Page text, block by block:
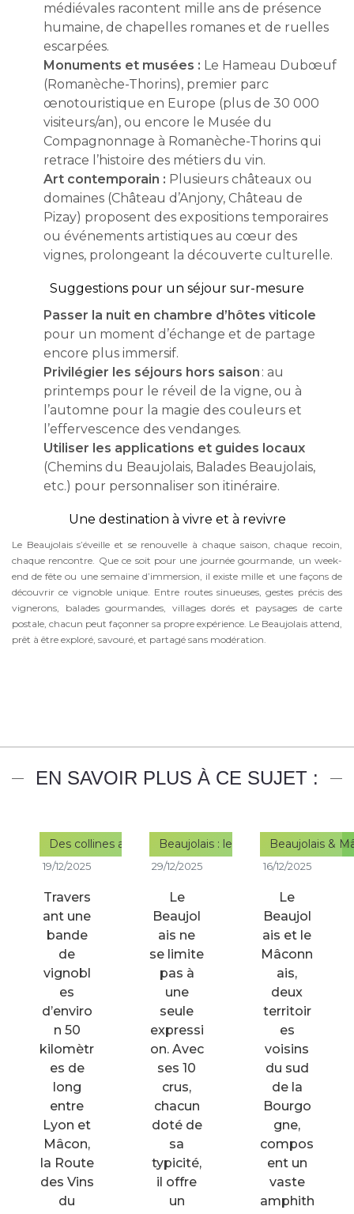
médiévales racontent mille ans de présence
humaine, de chapelles romanes et de ruelles
escarpées.
Monuments et musées : Le Hameau Dubœuf
(Romanèche-Thorins), premier parc
œnotouristique en Europe (plus de 30 000
visiteurs/an), ou encore le Musée du
Compagnonnage à Romanèche-Thorins qui
retrace l’histoire des métiers du vin.
Art contemporain : Plusieurs châteaux ou
domaines (Château d’Anjony, Château de
Pizay) proposent des expositions temporaires
ou événements artistiques au cœur des
vignes, prolongeant la découverte culturelle.
Suggestions pour un séjour sur-mesure
Passer la nuit en chambre d’hôtes viticole
pour un moment d’échange et de partage
encore plus immersif.
Privilégier les séjours hors saison : au
printemps pour le réveil de la vigne, ou à
l’automne pour la magie des couleurs et
l’effervescence des vendanges.
Utiliser les applications et guides locaux
(Chemins du Beaujolais, Balades Beaujolais,
etc.) pour personnaliser son itinéraire.
Une destination à vivre et à revivre
Le Beaujolais s’éveille et se renouvelle à chaque saison, chaque recoin,
chaque rencontre. Que ce soit pour une journée gourmande, un week-
end de fête ou une semaine d’immersion, il existe mille et une façons de
découvrir ce vignoble unique. Entre routes sinueuses, gestes précis des
vignerons, balades gourmandes, villages dorés et paysages de carte
postale, chacun peut façonner sa propre expérience. Le Beaujolais attend,
prêt à être exploré, savouré, et partagé sans modération.
EN SAVOIR PLUS À CE SUJET :
Des collines aux caves : créer son itinéraire parfait sur
19/12/2025
Travers
ant une
bande
de
vignobl
es
d’enviro
n 50
kilomètr
es de
long
entre
Lyon et
Mâcon,
la Route
des Vins
du
Beaujolais : les domaines
29/12/2025
Le
Beaujol
ais ne
se limite
pas à
une
seule
expressi
on. Avec
ses 10
crus,
chacun
doté de
sa
typicité,
il offre
un
Beaujolais &
16/12/2025
Le
Beaujol
ais et le
Mâconn
ais,
deux
territoir
es
voisins
du sud
de la
Bourgo
gne,
compos
ent un
vaste
amphith